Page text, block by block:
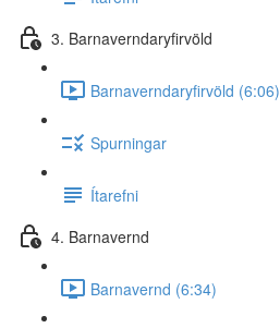
3. Barnaverndaryfirvöld
Barnaverndaryfirvöld (6:06)
Spurningar
Ítarefni
4. Barnavernd
Barnavernd (6:34)